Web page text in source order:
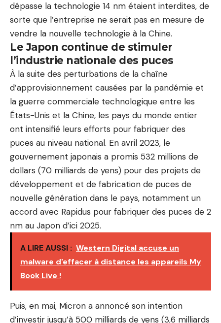
dépasse la technologie 14 nm étaient interdites, de
sorte que l’entreprise ne serait pas en mesure de
vendre la nouvelle technologie à la Chine.
Le Japon continue de stimuler
l’industrie nationale des puces
À la suite des perturbations de la chaîne
d’approvisionnement causées par la pandémie et
la guerre commerciale technologique entre les
États-Unis et la Chine, les pays du monde entier
ont intensifié leurs efforts pour fabriquer des
puces au niveau national. En avril 2023, le
gouvernement japonais a promis 532 millions de
dollars (70 milliards de yens) pour des projets de
développement et de fabrication de puces de
nouvelle génération dans le pays, notamment un
accord avec Rapidus pour fabriquer des puces de 2
nm au Japon d’ici 2025.
A LIRE AUSSI : Western Digital accuse un
malware d'effacer à distance les appareils My
Book Live !
Puis, en mai, Micron a annoncé son intention
d’investir jusqu’à 500 milliards de yens (3,6 milliards